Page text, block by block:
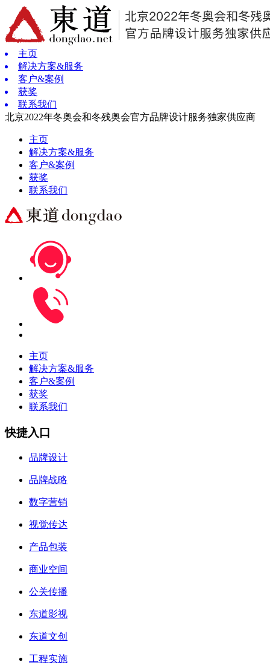
主页
解决方案&服务
客户&案例
获奖
联系我们
北京2022年冬奥会和冬残奥会官方品牌设计服务独家供应商
主页
解决方案&服务
客户&案例
获奖
联系我们
主页
解决方案&服务
客户&案例
获奖
联系我们
快捷入口
品牌设计
品牌战略
数字营销
视觉传达
产品包装
商业空间
公关传播
东道影视
东道文创
工程实施